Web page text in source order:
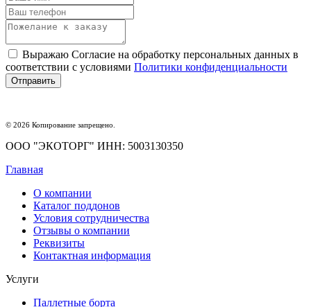
Выражаю Согласие на обработку персональных данных в
соответствии с условиями Политики конфиденциальности
© 2026 Копирование запрещено.
ООО "ЭКОТОРГ" ИНН: 5003130350
Главная
О компании
Каталог поддонов
Условия сотрудничества
Отзывы о компании
Реквизиты
Контактная информация
Услуги
Паллетные борта